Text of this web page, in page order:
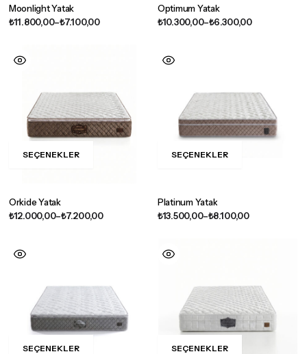
Moonlight Yatak
₺7.100,00
–
₺11.800,00
Optimum Yatak
₺6.300,00
–
₺10.300,00
SEÇENEKLER
Orkide Yatak
₺7.200,00
–
₺12.000,00
SEÇENEKLER
Platinum Yatak
₺8.100,00
–
₺13.500,00
SEÇENEKLER SEÇENEKLER